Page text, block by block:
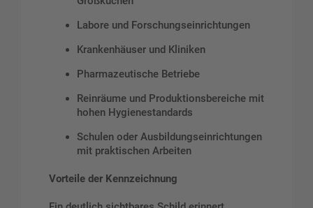
Labore und Forschungseinrichtungen
Krankenhäuser und Kliniken
Pharmazeutische Betriebe
Reinräume und Produktionsbereiche mit
hohen Hygienestandards
Schulen oder Ausbildungseinrichtungen
mit praktischen Arbeiten
Vorteile der Kennzeichnung